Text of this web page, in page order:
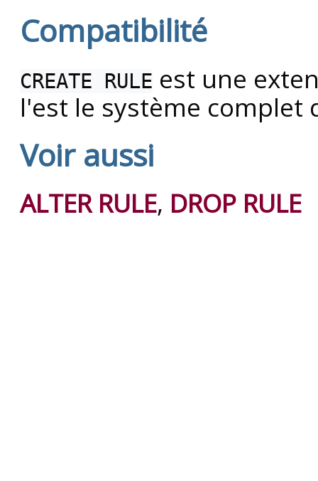
Compatibilité
CREATE RULE est une
l'est le système complet
Voir aussi
ALTER RULE, DROP RULE